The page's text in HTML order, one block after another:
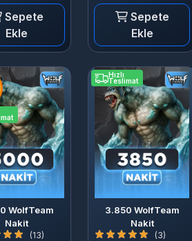
Sepete
Ekle
Sepete
Ekle
WolfTeam
Nakit
(13)
Hızlı
Teslimat
3.850 WolfTeam
Nakit
(3)